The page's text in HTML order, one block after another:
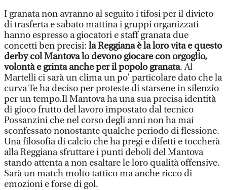
I granata non avranno al seguito i tifosi per il divieto
di trasferta e sabato mattina i gruppi organizzati
hanno espresso a giocatori e staff granata due
concetti ben precisi: la Reggiana è la loro vita e questo
derby col Mantova lo devono giocare con orgoglio,
volontà e grinta anche per il popolo granata. Al
Martelli ci sarà un clima un po’ particolare dato che la
curva Te ha deciso per proteste di starsene in silenzio
per un tempo.Il Mantova ha una sua precisa identità
di gioco frutto del lavoro impostato dal tecnico
Possanzini che nel corso degli anni non ha mai
sconfessato nonostante qualche periodo di flessione.
Una filosofia di calcio che ha pregi e difetti e toccherà
alla Reggiana sfruttare i punti deboli del Mantova
stando attenta a non esaltare le loro qualità offensive.
Sarà un match molto tattico ma anche ricco di
emozioni e forse di gol.